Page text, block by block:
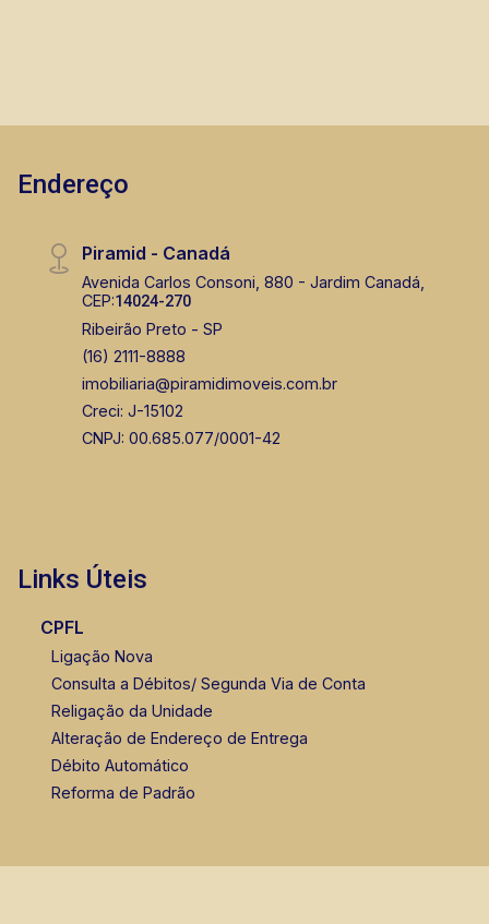
Endereço
Piramid - Canadá
Avenida Carlos Consoni, 880 - Jardim Canadá,
CEP:14024-270
Ribeirão Preto - SP
(16) 2111-8888
imobiliaria@piramidimoveis.com.br
Creci: J-15102
CNPJ: 00.685.077/0001-42
Links Úteis
CPFL
Ligação Nova
Consulta a Débitos/ Segunda Via de Conta
Religação da Unidade
Alteração de Endereço de Entrega
Débito Automático
Reforma de Padrão